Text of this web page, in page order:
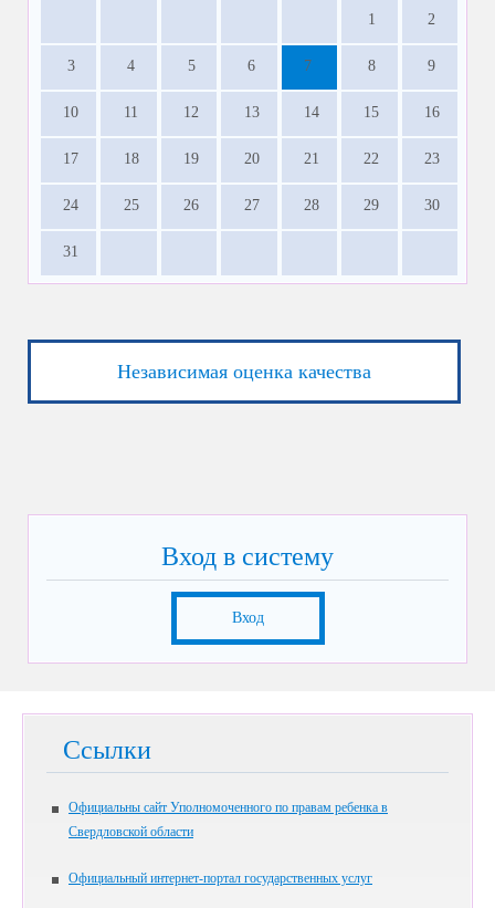
1 2
3 4 5 6 7 8 9
10 11 12 13 14 15 16
17 18 19 20 21 22 23
24 25 26 27 28 29 30
31
Независимая оценка качества
Вход в систему
Вход
Ссылки
Официальны сайт Уполномоченного по правам ребенка в
Свердловской области
Официальный интернет-портал государственных услуг